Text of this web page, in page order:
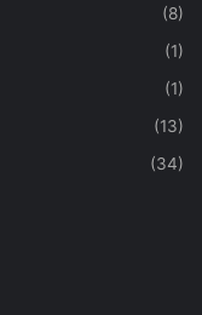
(8)
(1)
(1)
(13)
(34)